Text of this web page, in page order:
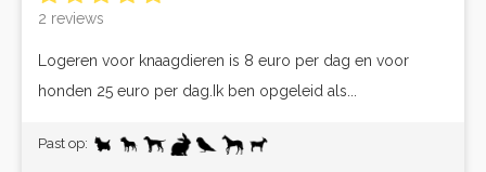
2 reviews
Logeren voor knaagdieren is 8 euro per dag en voor
honden 25 euro per dag.Ik ben opgeleid als...
Past op: